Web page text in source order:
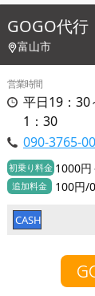
GOGO代行
富山市
営業時間
平日19：30
1：30
090-3765-
初乗り料金 1000
追加料金 100円/
CASH